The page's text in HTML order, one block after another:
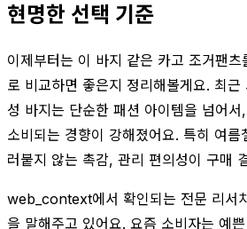
현명한 선택 기준
이제부터는 이 바지 같은 카고 조거팬
로 비교하면 좋은지 정리해볼게요. 최근
성 바지는 단순한 패션 아이템을 넘어서,
소비되는 경향이 강해졌어요. 특히 여
러붙지 않는 촉감, 관리 편의성이 구매
web_context에서 확인되는 전문 리서
을 말해주고 있어요. 요즘 소비자는 예